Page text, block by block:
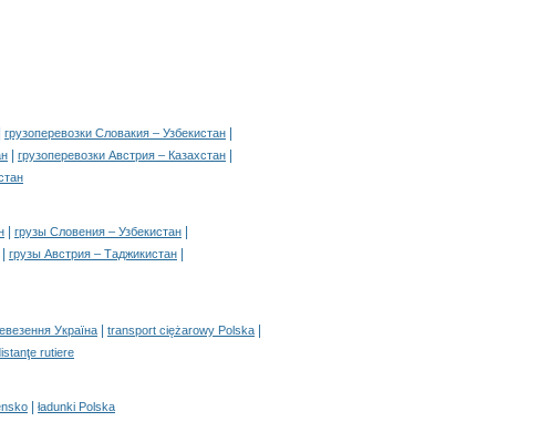
грузоперевозки Словакия – Узбекистан
грузоперевозки Австрия – Казахстан
грузы Словения – Узбекистан
грузы Австрия – Таджикистан
Україна transport ciężarowy Polska
rutiere
ładunki Polska